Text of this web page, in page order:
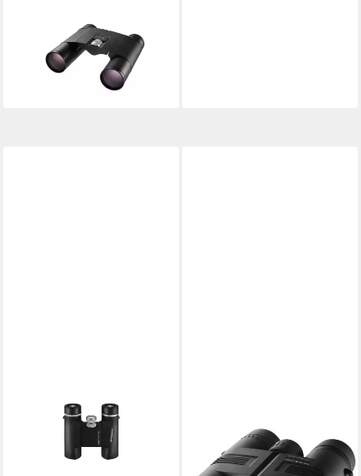
ESCHENBACH OPTIK
Eschenbach Optik Fernglas
Fernglas
279,00 €
lieferbar - in 6-7 Werktagen bei dir